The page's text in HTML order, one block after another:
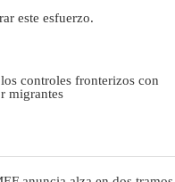
este esfuerzo.
controles fronterizos con
migrantes